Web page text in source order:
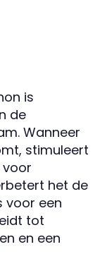
is
de
Wanneer
stimuleert
het de
voor een
tot
en een